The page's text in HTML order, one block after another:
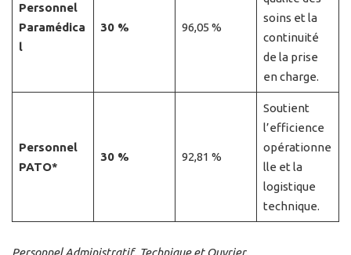
Personnel
Paramédica
l
30 % 96,05 %
soins et la
continuité
de la prise
en charge.
Personnel
PATO*
30 % 92,81 %
Soutient
l’efficience
opérationne
lle et la
logistique
technique.